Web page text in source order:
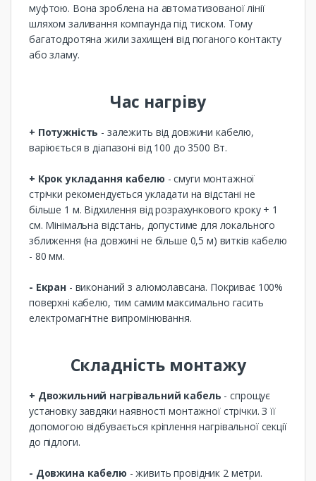
муфтою. Вона зроблена на автоматизованої лінії
шляхом заливання компаунда під тиском. Тому
багатодротяна жили захищені від поганого контакту
або зламу.
Час нагріву
+ Потужність - залежить від довжини кабелю,
варіюється в діапазоні від 100 до 3500 Вт.
+ Крок укладання кабелю - смуги монтажної
стрічки рекомендується укладати на відстані не
більше 1 м. Відхилення від розрахункового кроку + 1
см. Мінімальна відстань, допустиме для локального
зближення (на довжині не більше 0,5 м) витків кабелю
- 80 мм.
- Екран - виконаний з алюмолавсана. Покриває 100%
поверхні кабелю, тим самим максимально гасить
електромагнітне випромінювання.
Складність монтажу
+ Двожильний нагрівальний кабель - спрощує
установку завдяки наявності монтажної стрічки. З її
допомогою відбувається кріплення нагрівальної секції
до підлоги.
- Довжина кабелю - живить провідник 2 метри.